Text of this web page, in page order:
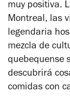
muy positiva.
Montreal, las
legendaria
mezcla de
quebequense
descubrirá
comidas con